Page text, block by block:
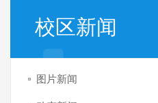
校区新闻
图片新闻